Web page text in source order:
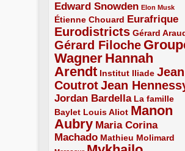
Edward Snowden
3/5 Elon Musk
1/5
Étienne Chouard
2/5 Eurafrique
3/5
Eurodistricts
4/5 Gérard
2/5
Gérard Filoche
4/5
Wagner
5/5
Hannah
Arendt
5/5 Institut Iliade
2/5
Jean
Coutrot
4/5 Jean
4/5
Jordan Bardella
3/5
La famille
Baylet
2/5 Louis Aliot
2/5
Manon
Aubry
5/5
Maria Corina
Machado
3/5 Mathieu Molimard
2/5